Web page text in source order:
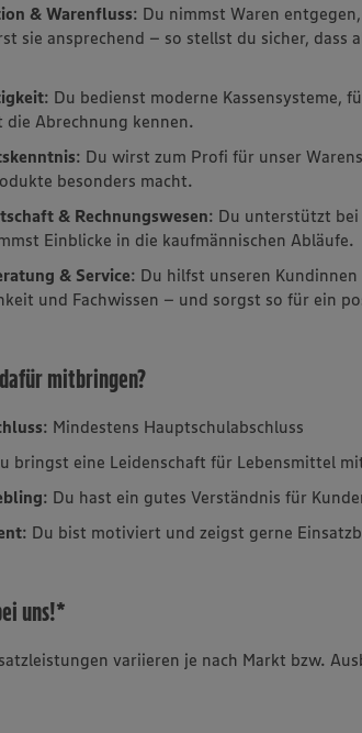
& Warenfluss: Du nimmst Waren
sie ansprechend – so stellst du sicher, dass
: Du bedienst moderne Kassensysteme,
die Abrechnung kennen.
: Du wirst zum Profi für unser
besonders macht.
& Rechnungswesen: Du unterstützt
Einblicke in die kaufmännischen Abläufe.
& Service: Du hilfst unseren
und Fachwissen – und sorgst so für ein
mitbringen?
: Mindestens Hauptschulabschluss
bringst eine Leidenschaft für Lebensmittel
: Du hast ein gutes Verständnis für
: Du bist motiviert und zeigst gerne
uns!*
variieren je nach Markt bzw.